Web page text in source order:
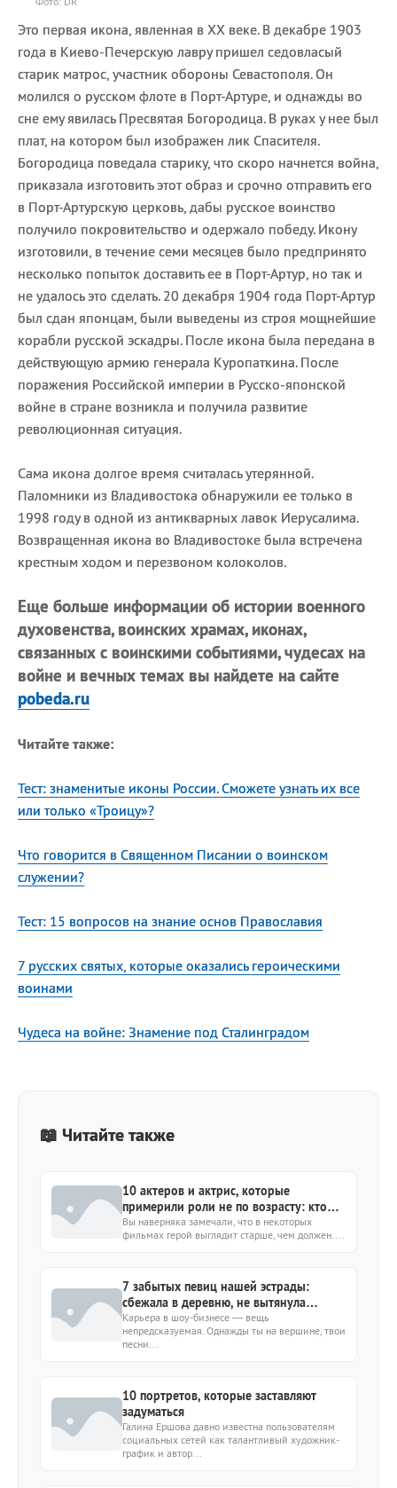
Это первая икона, явленная в XX веке. В декабре 1903
года в Киево-Печерскую лавру пришел седовласый
старик матрос, участник обороны Севастополя. Он
молился о русском флоте в Порт-Артуре, и однажды во
сне ему явилась Пресвятая Богородица. В руках у нее был
плат, на котором был изображен лик Спасителя.
Богородица поведала старику, что скоро начнется война,
приказала изготовить этот образ и срочно отправить его
в Порт-Артурскую церковь, дабы русское воинство
получило покровительство и одержало победу. Икону
изготовили, в течение семи месяцев было предпринято
несколько попыток доставить ее в Порт-Артур, но так и
не удалось это сделать. 20 декабря 1904 года Порт-Артур
был сдан японцам, были выведены из строя мощнейшие
корабли русской эскадры. После икона была передана в
действующую армию генерала Куропаткина. После
поражения Российской империи в Русско-японской
войне в стране возникла и получила развитие
революционная ситуация.
Сама икона долгое время считалась утерянной.
Паломники из Владивостока обнаружили ее только в
1998 году в одной из антикварных лавок Иерусалима.
Возвращенная икона во Владивостоке была встречена
крестным ходом и перезвоном колоколов.
Еще больше информации об истории военного
духовенства, воинских храмах, иконах,
связанных с воинскими событиями, чудесах на
войне и вечных темах вы найдете на сайте
pobeda.ru
Читайте также:
Тест: знаменитые иконы России. Сможете узнать их все
или только «Троицу»?
Что говорится в Священном Писании о воинском
служении?
Тест: 15 вопросов на знание основ Православия
7 русских святых, которые оказались героическими
воинами
Чудеса на войне: Знамение под Сталинградом
📖 Читайте также
10 актеров и актрис, которые
примерили роли не по возрасту: кто
справился блестяще, а кто нет
Вы наверняка замечали, что в некоторых
фильмах герой выглядит старше, чем должен....
7 забытых певиц нашей эстрады:
сбежала в деревню, не вытянула
сольную карьеру
Карьера в шоу-бизнесе — вещь
непредсказуемая. Однажды ты на вершине, твои
песни...
10 портретов, которые заставляют
задуматься
Галина Ершова давно известна пользователям
социальных сетей как талантливый художник-
график и автор...